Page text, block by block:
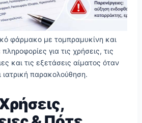
φάρμακο με τομπραμυκίνη και
για τις χρήσεις, τις
και τις εξετάσεις αίματος όταν
ιατρική παρακολούθηση.